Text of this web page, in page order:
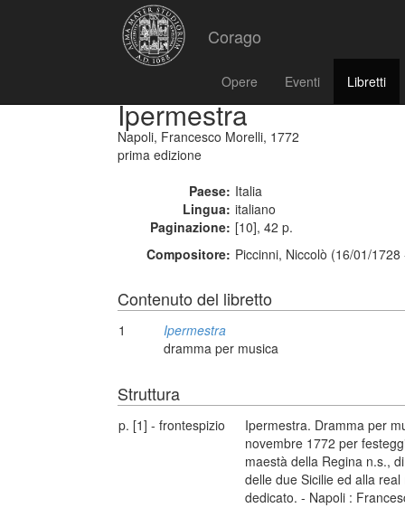
Corago
Opere Eventi Libretti
Ipermestra
Napoli, Francesco Morelli, 1772
prima edizione
Paese: Italia
Lingua: italiano
Paginazione: [10], 42 p.
Compositore: Piccinni, Niccolò (16/01/
Contenuto del libretto
1
Ipermestra
dramma per musica
Struttura
p. [1] - frontespizio
Ipermestra. Dramma per
novembre 1772 per
maestà della Regina n.s.,
delle due Sicilie ed alla
dedicato. - Napoli :